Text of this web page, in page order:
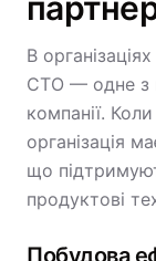
В
CTO — одне з
компанії.
організація
що
продуктові
Побудова